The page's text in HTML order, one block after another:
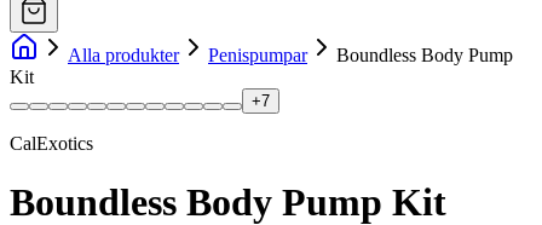
Alla produkter Penispumpar
Boundless Body Pump
Kit
+7
CalExotics
Boundless Body Pump Kit